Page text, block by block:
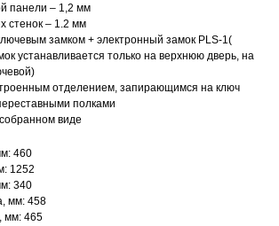
панели – 1,2 мм
стенок – 1.2 мм
замком + электронный замок PLS-1(
устанавливается только на верхнюю дверь, на
отделением, запирающимся на ключ
полками
виде
460
1252
340
мм: 458
мм: 465